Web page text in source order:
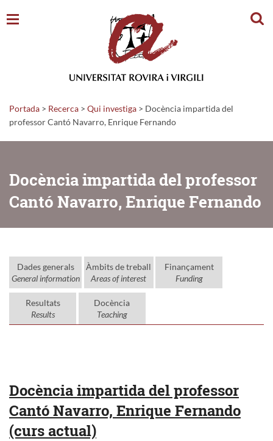
Portada > Recerca > Qui investiga > Docència impartida del
professor Cantó Navarro, Enrique Fernando
Docència impartida del professor
Cantó Navarro, Enrique Fernando
Dades generals
General information
Àmbits de treball
Areas of interest
Finançament
Funding
Resultats
Results
Docència
Teaching
Docència impartida del professor
Cantó Navarro, Enrique Fernando
(curs actual)